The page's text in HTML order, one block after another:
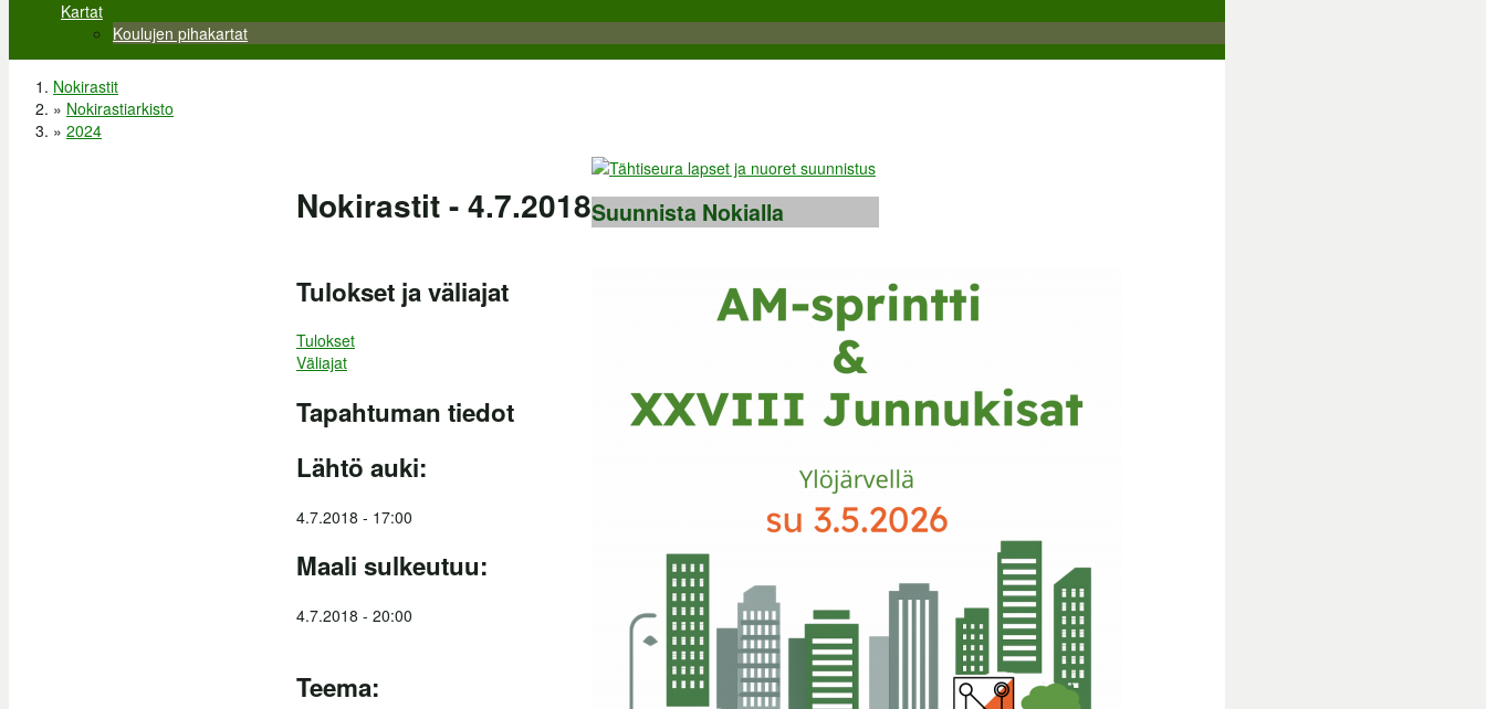
Kartat
Koulujen pihakartat
Olet täällä
Nokirastit
» Nokirastiarkisto
» 2024
Nokirastit - 4.7.2018
Tulokset ja väliajat
Tulokset
Väliajat
Tapahtuman tiedot
Lähtö auki:
4.7.2018 - 17:00
Maali sulkeutuu:
4.7.2018 - 20:00
Teema:
Suunnista Nokialla